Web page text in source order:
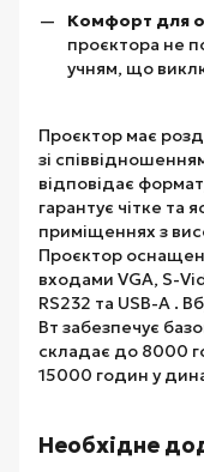
Комфорт для
проєктора не
учням, що
Проєктор має
зі
відповідає
гарантує чітке та
приміщеннях з
Проєктор
входами VGA, S-
RS232 та USB-A .
Вт забезпечує
складає до 8000
15000 годин у
Необхідне